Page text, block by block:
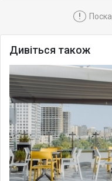
!
Дивіться також